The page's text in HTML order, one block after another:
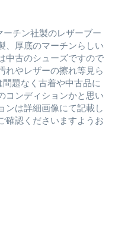
チン社製のレザーブー
、厚底のマーチンらしい
中古のシューズですので
れやレザーの擦れ等見ら
題なく古着や中古品に
コンディションかと思い
ンは詳細画像にて記載し
確認くださいますようお